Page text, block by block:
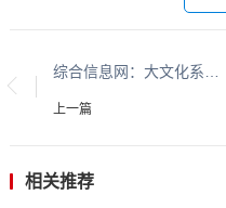
上一篇
相关推荐